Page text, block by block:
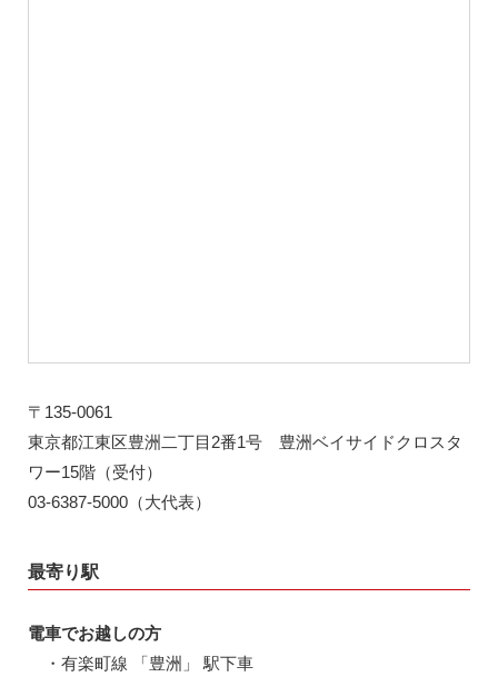
〒135-0061
東京都江東区豊洲二丁目2番1号 豊洲ベイサイドクロスタ
ワー15階（受付）
03-6387-5000（大代表）
最寄り駅
電車でお越しの方
・有楽町線 「豊洲」 駅下車